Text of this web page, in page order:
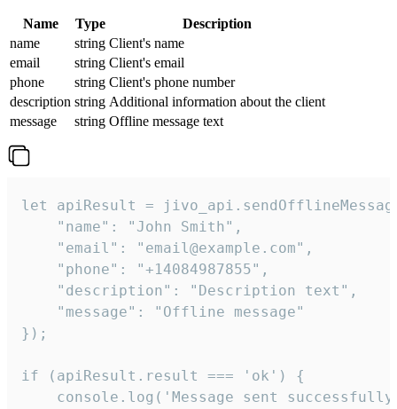
Name Type
Description
name
string Client's name
email
string Client's email
phone
string Client's phone number
description string Additional information about the client
message
string Offline message text
let apiResult =
    "name": "John Smith",
    "email": "email@example.com",
    "phone": "+14084987855",
    "description": "Description text",
    "message": "Offline message"
});
if (apiResult.result === 'ok') {
console.log('Message sent